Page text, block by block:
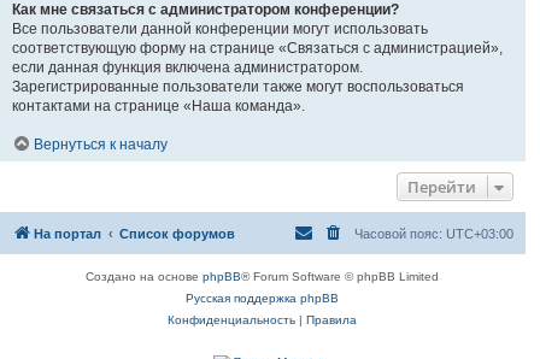
Как мне связаться с администратором конференции?
Все пользователи данной конференции могут использовать
соответствующую форму на странице «Связаться с администрацией»,
если данная функция включена администратором.
Зарегистрированные пользователи также могут воспользоваться
контактами на странице «Наша команда».
Вернуться к началу
Перейти
На портал Список форумов Часовой пояс: UTC+03:00
Создано на основеphpBB® Forum Software © phpBB Limited
Русская поддержка phpBB
Конфиденциальность
Правила